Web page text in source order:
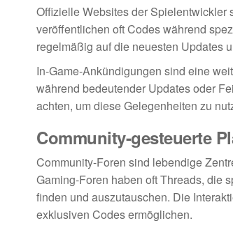
Offizielle Websites der Spielentwickler
veröffentlichen oft Codes während
regelmäßig auf die neuesten Updates
In-Game-Ankündigungen sind eine
während bedeutender Updates oder
achten, um diese Gelegenheiten zu
Community-gesteuerte
Community-Foren sind lebendige
Gaming-Foren haben oft Threads, die
finden und auszutauschen. Die
exklusiven Codes ermöglichen.